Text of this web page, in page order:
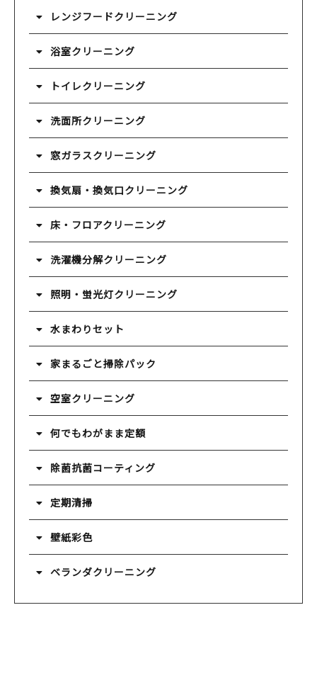
レンジフードクリーニング
浴室クリーニング
トイレクリーニング
洗面所クリーニング
窓ガラスクリーニング
換気扇・換気口クリーニング
床・フロアクリーニング
洗濯機分解クリーニング
照明・蛍光灯クリーニング
水まわりセット
家まるごと掃除パック
空室クリーニング
何でもわがまま定額
除菌抗菌コーティング
定期清掃
壁紙彩色
ベランダクリーニング